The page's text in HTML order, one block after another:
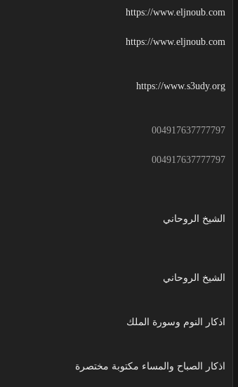
https://www.eljnoub.com
https://www.eljnoub.com
https://www.s3udy.org
004917637777797
004917637777797
الشيخ الروحاني
الشيخ الروحاني
اذكار النوم وسورة الملك
اذكار الصباح والمساء مكتوبة مختصرة